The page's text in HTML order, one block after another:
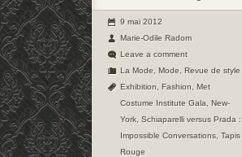
9 mai 2012
Marie-Odile Radom
Leave a comment
La Mode
Mode
Revue de style
Exhibition Fashion Met
Costume Institute Gala New-
York Schiaparelli versus Prada :
Impossible Conversations Tapis
Rouge